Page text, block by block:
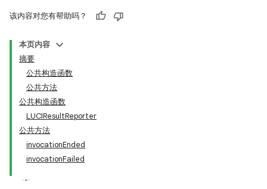
该内容对您有帮助吗？
本页内容
摘要
公共构造函数
公共方法
公共构造函数
LUCIResultReporter
公共方法
invocationEnded
invocationFailed